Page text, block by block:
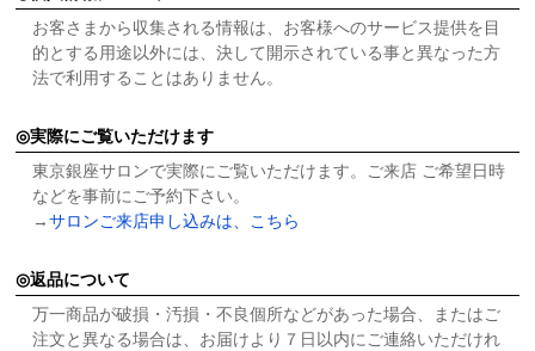
お客さまから収集される情報は、お客様へのサービス提供を目
的とする用途以外には、決して開示されている事と異なった方
法で利用することはありません。
実際にご覧いただけます
東京銀座サロンで実際にご覧いただけます。ご来店 ご希望日時
などを事前にご予約下さい。
→サロンご来店申し込みは、こちら
返品について
万一商品が破損・汚損・不良個所などがあった場合、またはご
注文と異なる場合は、お届けより７日以内にご連絡いただけれ